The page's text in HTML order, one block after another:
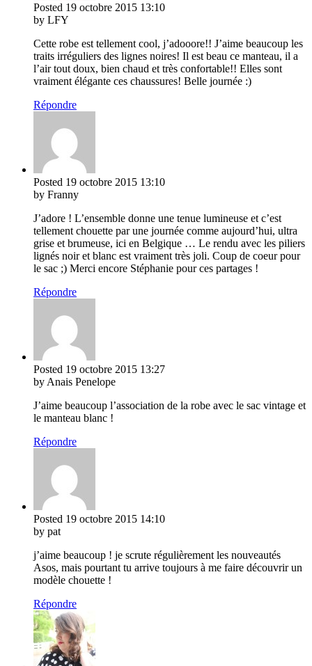
Posted 19 octobre 2015 13:10
by LFY
Cette robe est tellement cool, j’adooore!! J’aime beaucoup les
traits irréguliers des lignes noires! Il est beau ce manteau, il a
l’air tout doux, bien chaud et très confortable!! Elles sont
vraiment élégante ces chaussures! Belle journée :)
Répondre
Posted 19 octobre 2015 13:10
by Franny
J’adore ! L’ensemble donne une tenue lumineuse et c’est
tellement chouette par une journée comme aujourd’hui, ultra
grise et brumeuse, ici en Belgique … Le rendu avec les piliers
lignés noir et blanc est vraiment très joli. Coup de coeur pour
le sac ;) Merci encore Stéphanie pour ces partages !
Répondre
Posted 19 octobre 2015 13:27
by Anais Penelope
J’aime beaucoup l’association de la robe avec le sac vintage et
le manteau blanc !
Répondre
Posted 19 octobre 2015 14:10
by pat
j’aime beaucoup ! je scrute régulièrement les nouveautés
Asos, mais pourtant tu arrive toujours à me faire découvrir un
modèle chouette !
Répondre